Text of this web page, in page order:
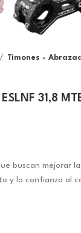
Timones -
31,8
buscan mejorar
y la confianza al